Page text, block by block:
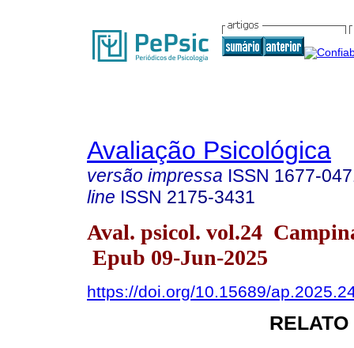
Avaliação Psicológica
versão impressa ISSN 1677-
line ISSN 2175-3431
Aval. psicol. vol.24
Epub 09-Jun-2025
https://doi.org/10.15689/